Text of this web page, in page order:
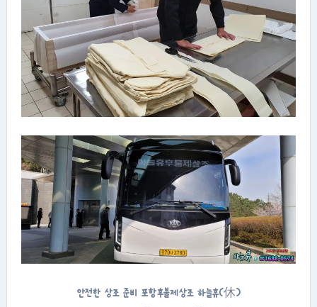
안전한 상조 준비 포항후불제상조 하늘휴(休)